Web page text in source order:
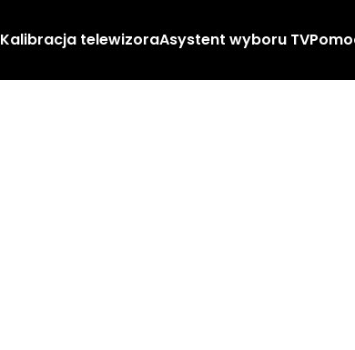
Kalibracja telewizoraAsystent wyboru TV